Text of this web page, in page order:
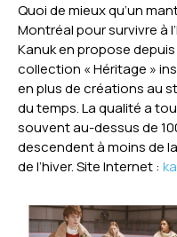
Quoi de mieux qu’un
Montréal pour survivre à
Kanuk en propose depuis
collection « Héritage »
en plus de créations au
du temps. La qualité a
souvent au-dessus de
descendent à moins de
de l’hiver. Site Internet :